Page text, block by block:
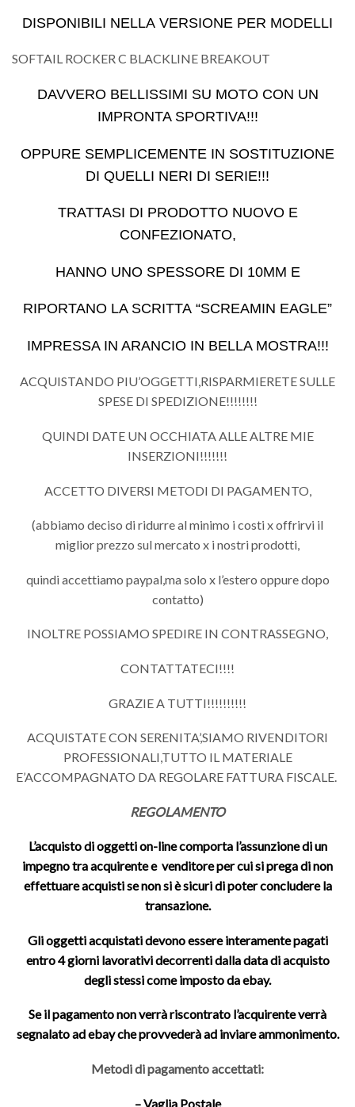
DISPONIBILI NELLA VERSIONE PER MODELLI
SOFTAIL ROCKER C BLACKLINE BREAKOUT
DAVVERO BELLISSIMI SU MOTO CON UN
IMPRONTA SPORTIVA!!!
OPPURE SEMPLICEMENTE IN SOSTITUZIONE
DI QUELLI NERI DI SERIE!!!
TRATTASI DI PRODOTTO NUOVO E
CONFEZIONATO,
HANNO UNO SPESSORE DI 10MM E
RIPORTANO LA SCRITTA “SCREAMIN EAGLE”
IMPRESSA IN ARANCIO IN BELLA MOSTRA!!!
ACQUISTANDO PIU’OGGETTI,RISPARMIERETE SULLE
SPESE DI SPEDIZIONE!!!!!!!!
QUINDI DATE UN OCCHIATA ALLE ALTRE MIE
INSERZIONI!!!!!!!
ACCETTO DIVERSI METODI DI PAGAMENTO,
(abbiamo deciso di ridurre al minimo i costi x offrirvi il
miglior prezzo sul mercato x i nostri prodotti,
quindi accettiamo paypal,ma solo x l’estero oppure dopo
contatto)
INOLTRE POSSIAMO SPEDIRE IN CONTRASSEGNO,
CONTATTATECI!!!!
GRAZIE A TUTTI!!!!!!!!!!
ACQUISTATE CON SERENITA’,SIAMO RIVENDITORI
PROFESSIONALI,TUTTO IL MATERIALE
E’ACCOMPAGNATO DA REGOLARE FATTURA FISCALE.
REGOLAMENTO
L’acquisto di oggetti on-line comporta l’assunzione di un
impegno tra acquirente e venditore per cui si prega di non
effettuare acquisti se non si è sicuri di poter concludere la
transazione.
Gli oggetti acquistati devono essere interamente pagati
entro 4 giorni lavorativi decorrenti dalla data di acquisto
degli stessi come imposto da ebay.
Se il pagamento non verrà riscontrato l’acquirente verrà
segnalato ad ebay che provvederà ad inviare ammonimento.
Metodi di pagamento accettati:
– Vaglia Postale